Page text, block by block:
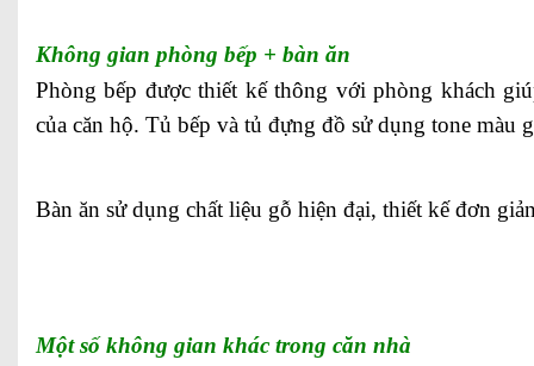
Không gian phòng bếp + bàn ăn
Phòng bếp được thiết kế thông với phòng khách
của căn hộ. Tủ bếp và tủ đựng đồ sử dụng tone màu
Bàn ăn sử dụng chất liệu gỗ hiện đại, thiết kế đơn
Một số không gian khác trong căn nhà